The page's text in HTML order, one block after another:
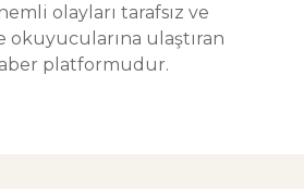
olayları tarafsız ve
okuyucularına ulaştıran
platformudur.